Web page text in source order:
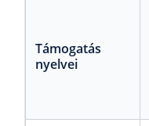
Támogatás
nyelvei